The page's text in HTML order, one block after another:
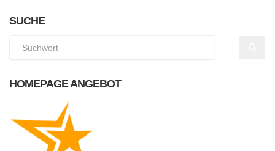
SUCHE
HOMEPAGE ANGEBOT